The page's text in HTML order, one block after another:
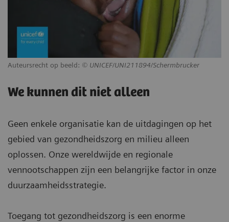
Auteursrecht op beeld: © UNICEF/UNI211894/Schermbrucker
We kunnen dit niet alleen
Geen enkele organisatie kan de uitdagingen op het
gebied van gezondheidszorg en milieu alleen
oplossen. Onze wereldwijde en regionale
vennootschappen zijn een belangrijke factor in onze
duurzaamheidsstrategie.
Toegang tot gezondheidszorg is een enorme